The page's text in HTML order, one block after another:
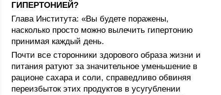
ГИПЕРТОНИЕЙ?
Глава Института: «Вы будете поражены,
насколько просто можно вылечить гипертонию
принимая каждый день.
Почти все сторонники здорового образа жизни и
питания ратуют за значительное уменьшение в
рационе сахара и соли, справедливо обвиняя
переизбыток этих продуктов в усугублении